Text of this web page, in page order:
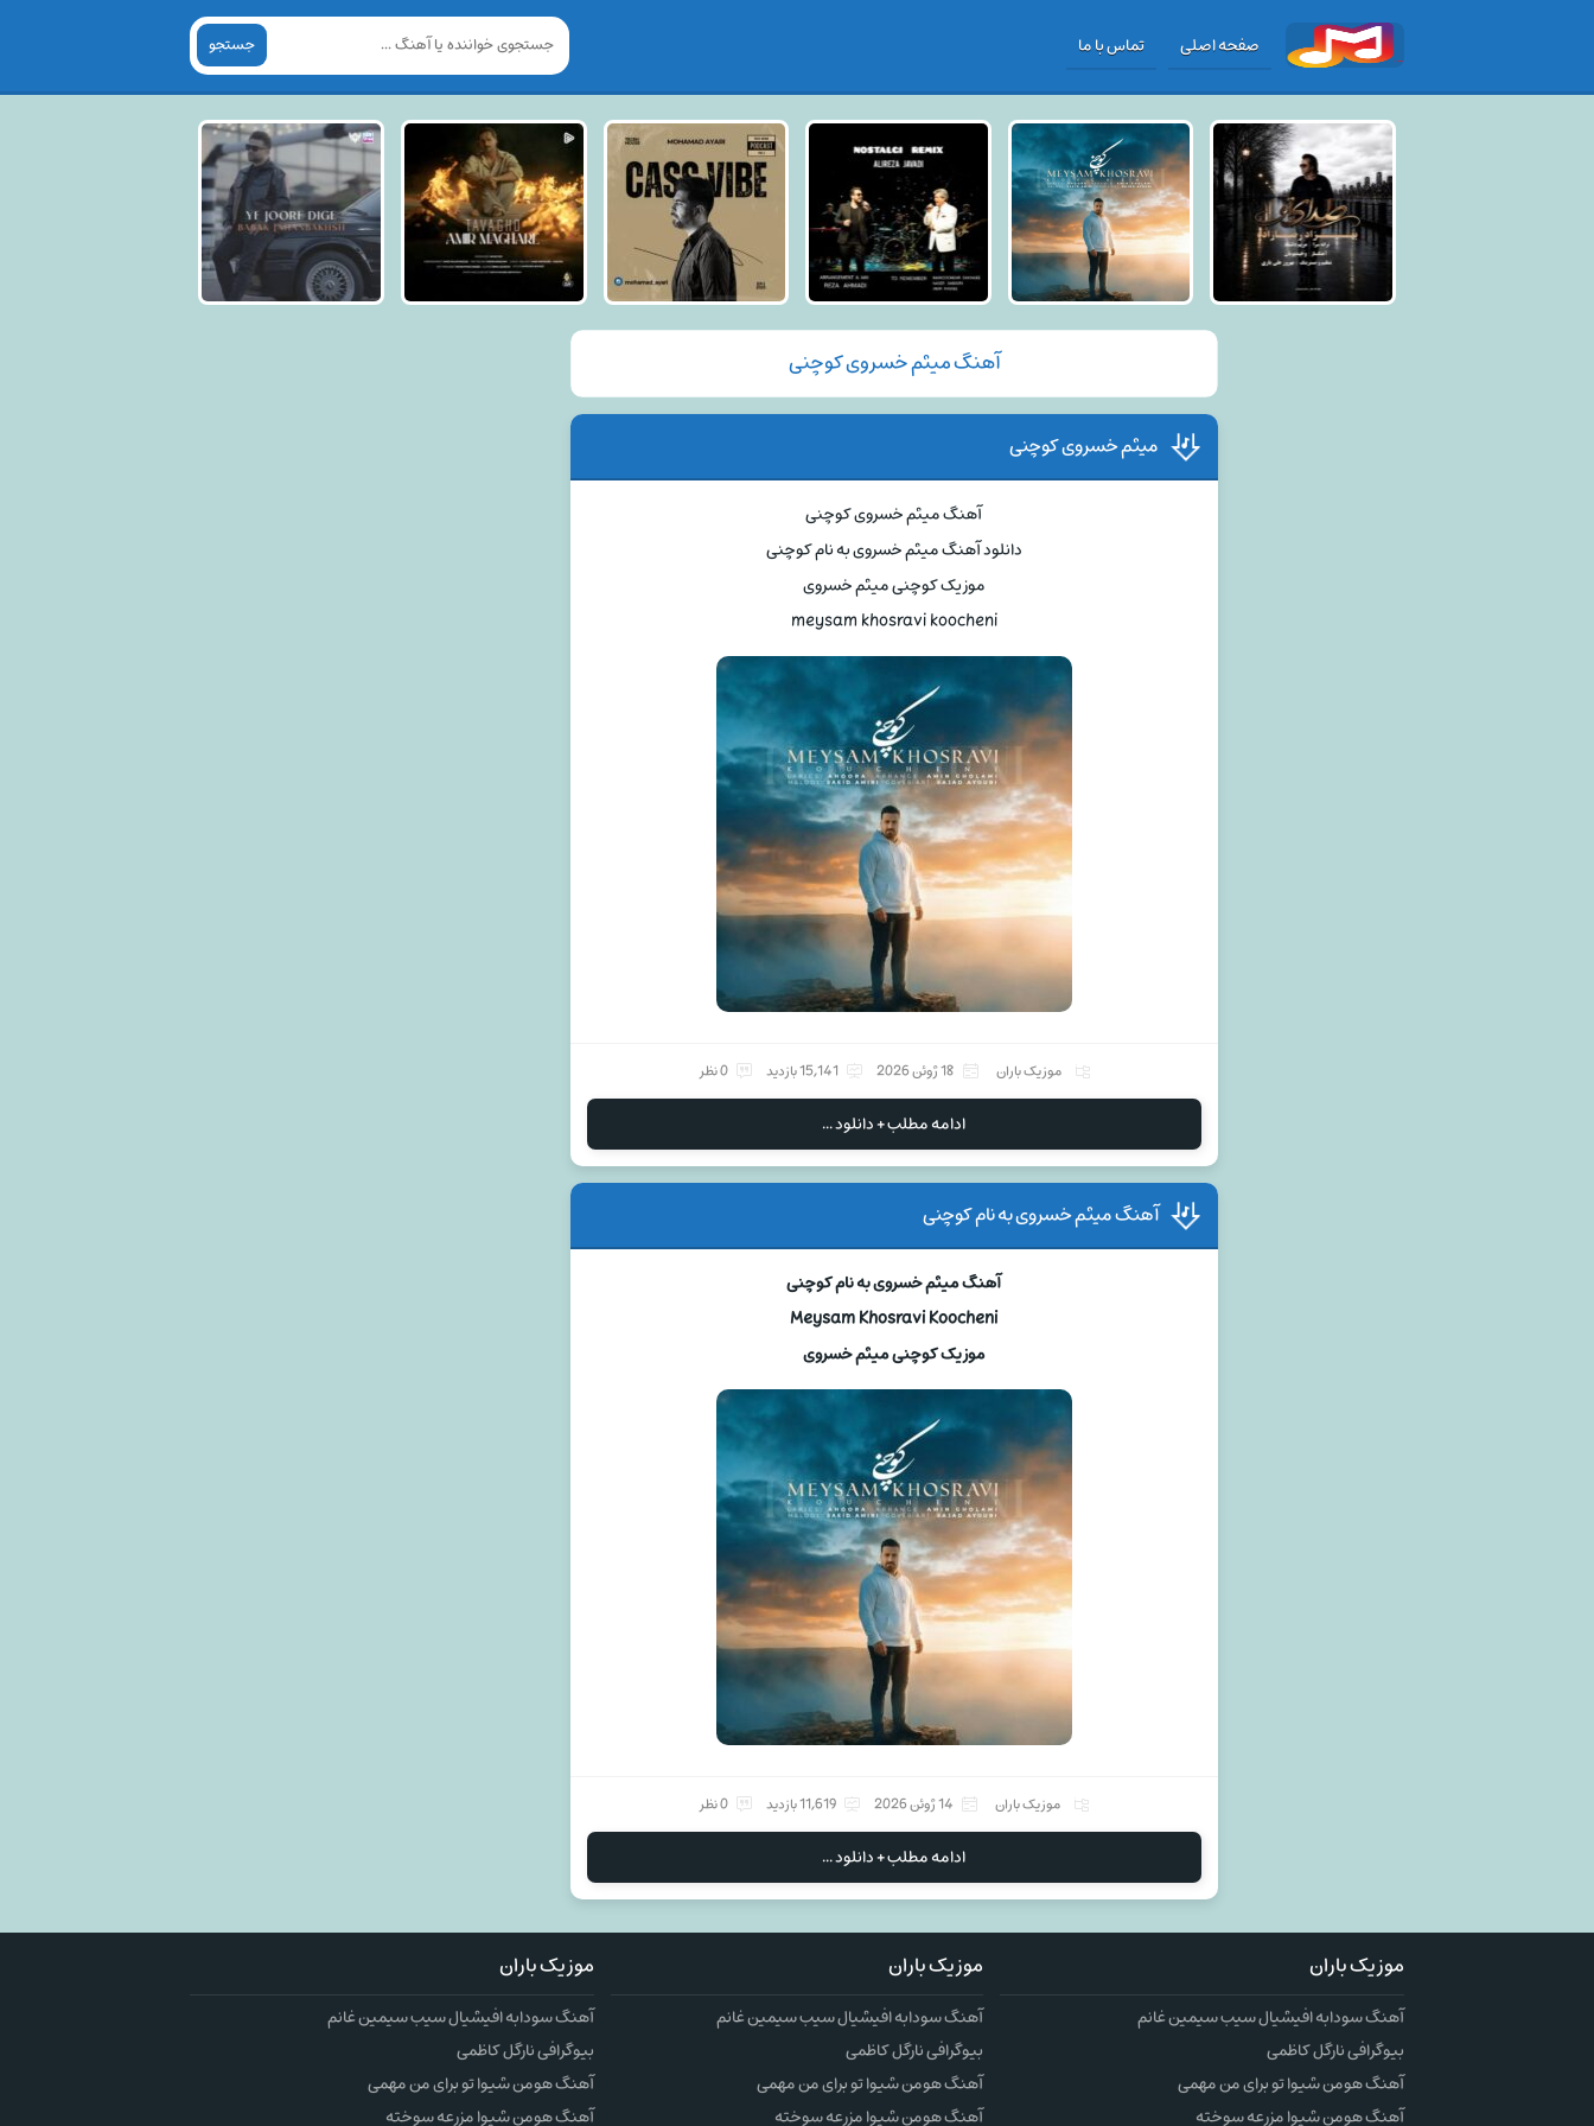
صفحه اصلی تماس با ما جستجو
آهنگ میثم خسروی کوچنی
میثم خسروی کوچنی
آهنگ میثم خسروی کوچنی
دانلود آهنگ میثم خسروی به نام کوچنی
موزیک کوچنی میثم خسروی
meysam khosravi koocheni
موزیک باران 18 ژوئن 2026 15,141 بازدید 0 نظر
ادامه مطلب + دانلود ...
آهنگ میثم خسروی به نام کوچنی
آهنگ میثم خسروی به نام کوچنی
Meysam Khosravi Koocheni
موزیک کوچنی میثم خسروی
موزیک باران 14 ژوئن 2026 11,619 بازدید 0 نظر
ادامه مطلب + دانلود ...
موزیک باران
آهنگ سودابه افیشیال سیب سیمین غانم
بیوگرافی نارگل کاظمی
آهنگ هومن شیوا تو برای من مهمی
آهنگ هومن شیوا مزرعه سوخته
موزیک باران
آهنگ سودابه افیشیال سیب سیمین غانم
بیوگرافی نارگل کاظمی
آهنگ هومن شیوا تو برای من مهمی
آهنگ هومن شیوا مزرعه سوخته
موزیک باران
آهنگ سودابه افیشیال سیب سیمین غانم
بیوگرافی نارگل کاظمی
آهنگ هومن شیوا تو برای من مهمی
آهنگ هومن شیوا مزرعه سوخته